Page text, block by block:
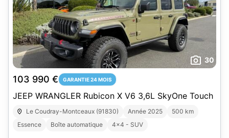
30
103 990 € GARANTIE 24 MOIS
JEEP WRANGLER Rubicon X V6 3,6L SkyOne Touch
Le Coudray-Montceaux (91830) Année 2025
500 km
Essence
Boîte automatique 4x4 - SUV